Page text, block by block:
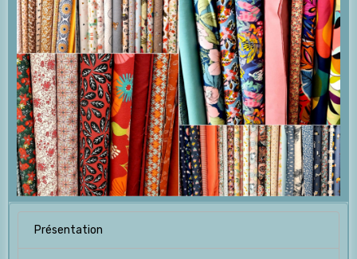
Présentation